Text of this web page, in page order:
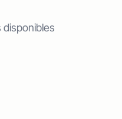
disponibles